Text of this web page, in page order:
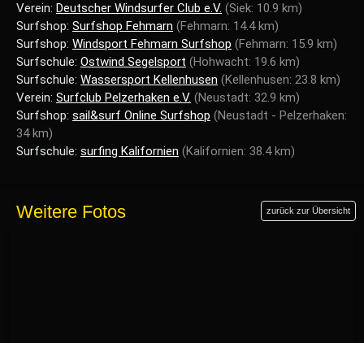
Verein: Deutscher Windsurfer Club e.V. (Siek: 10.9 km)
Surfshop: Surfshop Fehmarn (Fehmarn: 14.4 km)
Surfshop: Windsport Fehmarn Surfshop (Fehmarn: 15.9 km)
Surfschule: Ostwind Segelsport (Hohwacht: 19.6 km)
Surfschule: Wassersport Kellenhusen (Kellenhusen: 23.8 km)
Verein: Surfclub Pelzerhaken e.V. (Neustadt: 32.9 km)
Surfshop: sail&surf Online Surfshop (Neustadt - Pelzerhaken:
34 km)
Surfschule: surfing Kalifornien (Kalifornien: 38.4 km)
Weitere Fotos zurück zur Übersicht